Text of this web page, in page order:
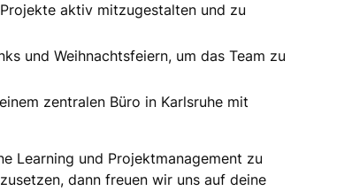
aktiv mitzugestalten und zu
und Weihnachtsfeiern, um das Team zu
zentralen Büro in Karlsruhe mit
Learning und Projektmanagement zu
dann freuen wir uns auf deine